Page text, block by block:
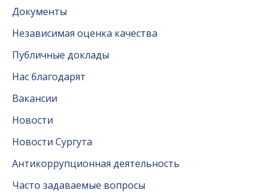
Документы
Независимая оценка качества
Публичные доклады
Нас благодарят
Вакансии
Новости
Новости Сургута
Антикоррупционная деятельность
Часто задаваемые вопросы